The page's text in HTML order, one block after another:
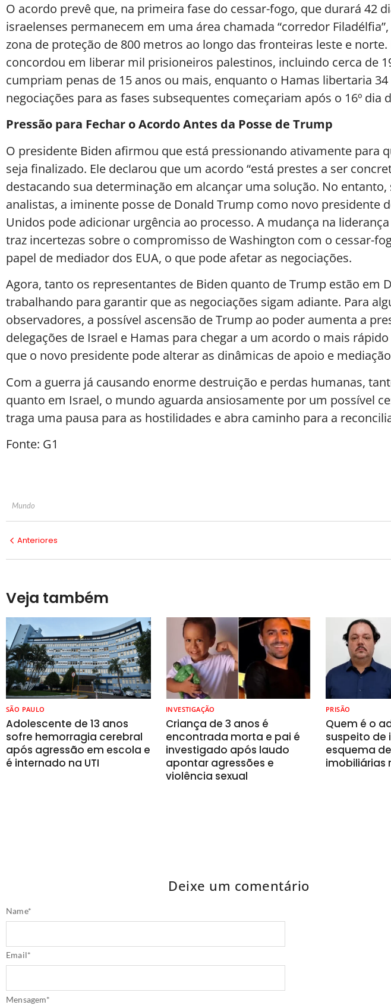
O acordo prevê que, na primeira fase do cessar-fogo, que durará 42
israelenses permanecem em uma área chamada “corredor
zona de proteção de 800 metros ao longo das fronteiras leste e
concordou em liberar mil prisioneiros palestinos, incluindo cerca de
cumpriam penas de 15 anos ou mais, enquanto o Hamas libertaria 34
negociações para as fases subsequentes começariam após o 16º dia
Pressão para Fechar o Acordo Antes da Posse de Trump
O presidente Biden afirmou que está pressionando ativamente para
seja finalizado. Ele declarou que um acordo “está prestes a ser
destacando sua determinação em alcançar uma solução. No entanto,
analistas, a iminente posse de Donald Trump como novo presidente
Unidos pode adicionar urgência ao processo. A mudança na
traz incertezas sobre o compromisso de Washington com o cessar-
papel de mediador dos EUA, o que pode afetar as negociações.
Agora, tanto os representantes de Biden quanto de Trump estão em
trabalhando para garantir que as negociações sigam adiante. Para
observadores, a possível ascensão de Trump ao poder aumenta a
delegações de Israel e Hamas para chegar a um acordo o mais
que o novo presidente pode alterar as dinâmicas de apoio e
Com a guerra já causando enorme destruição e perdas humanas,
quanto em Israel, o mundo aguarda ansiosamente por um possível
traga uma pausa para as hostilidades e abra caminho para a
Fonte: G1
Mundo
Anteriores
Veja também
SÃO PAULO
Adolescente de 13 anos
sofre hemorragia cerebral
após agressão em escola e
é internado na UTI
INVESTIGAÇÃO
Criança de 3 anos é
encontrada morta e pai é
investigado após laudo
apontar agressões e
violência sexual
PRISÃO
Quem é o
suspeito de
esquema
imobiliárias
Deixe um comentário
Name*
Email*